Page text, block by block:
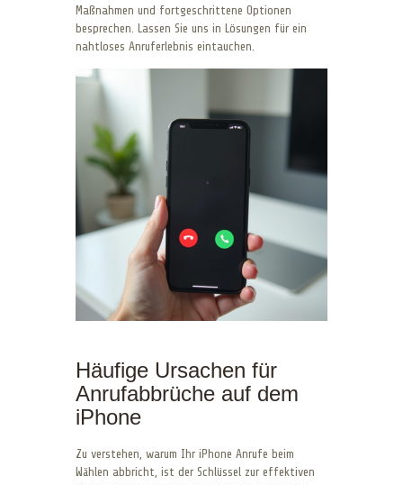
Maßnahmen und fortgeschrittene Optionen
besprechen. Lassen Sie uns in Lösungen für ein
nahtloses Anruferlebnis eintauchen.
Häufige Ursachen für
Anrufabbrüche auf dem
iPhone
Zu verstehen, warum Ihr iPhone Anrufe beim
Wählen abbricht, ist der Schlüssel zur effektiven